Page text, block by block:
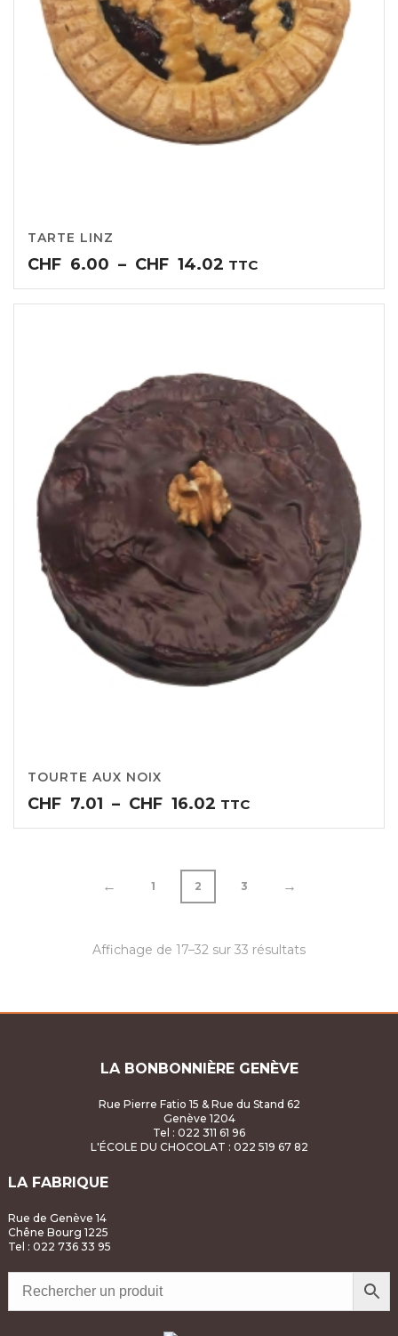
TARTE LINZ
CHF 6.00 – CHF 14.02 Plage
de
prix :
TTC
TOURTE AUX NOIX
CHF 7.01 – CHF 16.02 Plage
de
CHF16.02
TTC
← 1 2 3 →
Affichage de 17–32 sur 33 résultats
LA BONBONNIÈRE GENÈVE
Rue Pierre Fatio 15 & Rue du Stand 62
Genève 1204
Tel : 022 311 61 96
L'ÉCOLE DU CHOCOLAT : 022 519 67 82
LA FABRIQUE
Rue de Genève 14
Chêne Bourg 1225
Tel : 022 736 33 95